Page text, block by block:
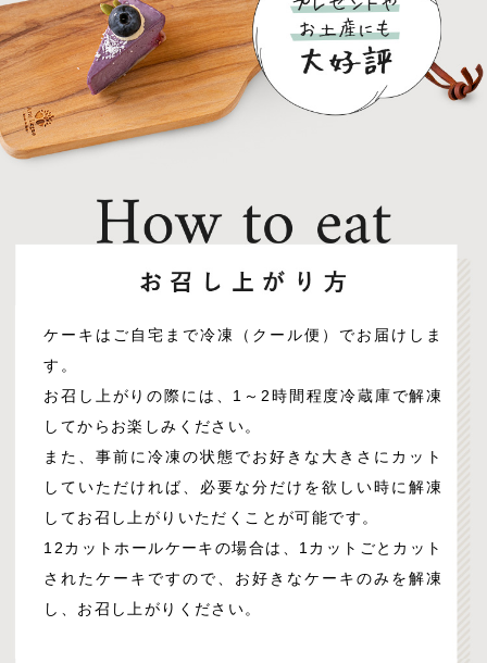
ケーキはご自宅まで冷凍（クール便）でお届けしま
す。
お召し上がりの際には、1～2時間程度冷蔵庫で解凍
してからお楽しみください。
また、事前に冷凍の状態でお好きな大きさにカット
していただければ、必要な分だけを欲しい時に解凍
してお召し上がりいただくことが可能です。
12カットホールケーキの場合は、1カットごとカット
されたケーキですので、お好きなケーキのみを解凍
し、お召し上がりください。